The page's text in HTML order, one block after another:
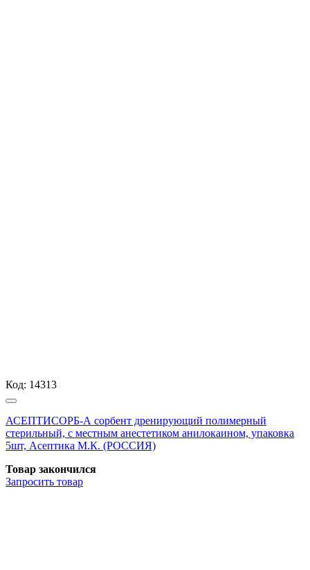
Код: 14313
АСЕПТИСОРБ-А сорбент дренирующий полимерный
стерильный, с местным анестетиком анилокаином, упаковка
5шт, Асептика М.К. (РОССИЯ)
Товар закончился
Запросить товар